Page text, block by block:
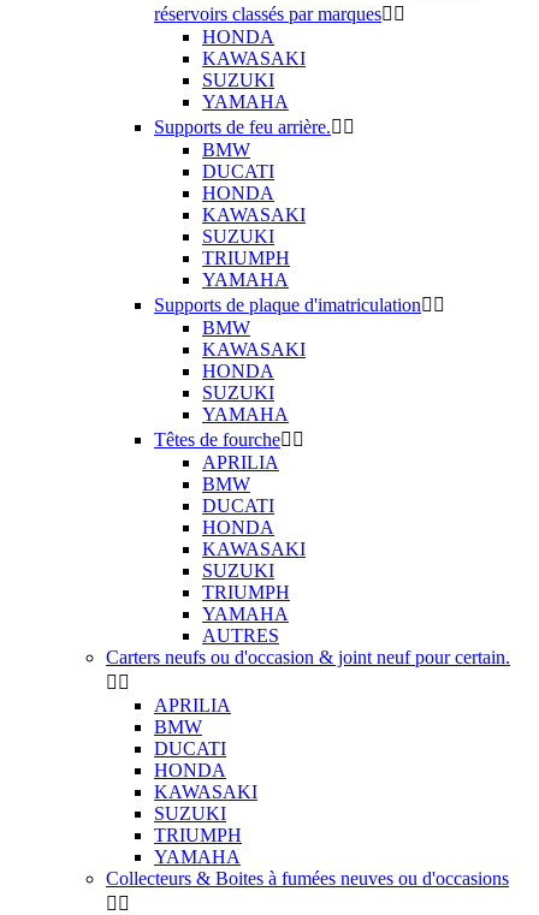
réservoirs classés par marques 
HONDA
KAWASAKI
SUZUKI
YAMAHA
Supports de feu arrière. 
BMW
DUCATI
HONDA
KAWASAKI
SUZUKI
TRIUMPH
YAMAHA
Supports de plaque d'imatriculation 
BMW
KAWASAKI
HONDA
SUZUKI
YAMAHA
Têtes de fourche 
APRILIA
BMW
DUCATI
HONDA
KAWASAKI
SUZUKI
TRIUMPH
YAMAHA
AUTRES
Carters neufs ou d'occasion & joint neuf pour certain.
 
APRILIA
BMW
DUCATI
HONDA
KAWASAKI
SUZUKI
TRIUMPH
YAMAHA
Collecteurs & Boites à fumées neuves ou d'occasions
 